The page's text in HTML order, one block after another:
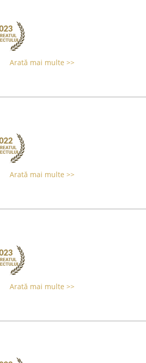
Arată mai multe >>
Arată mai multe >>
Arată mai multe >>